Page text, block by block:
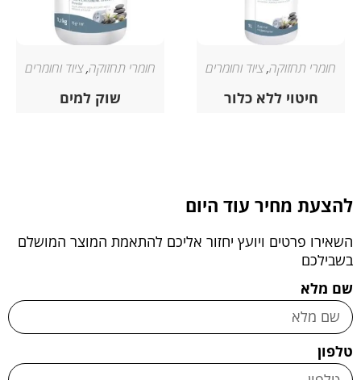
חומרי תחזוקה,ציוד וחומרים
חיטוי ללא כלור
חומרי תחזוקה,ציוד וחומרים
שוק למים
להצעת מחיר עוד היום
השאירו פרטים ויועץ יחזור אליכם להתאמת המוצר המושלם
בשבילכם
שם מלא
טלפון